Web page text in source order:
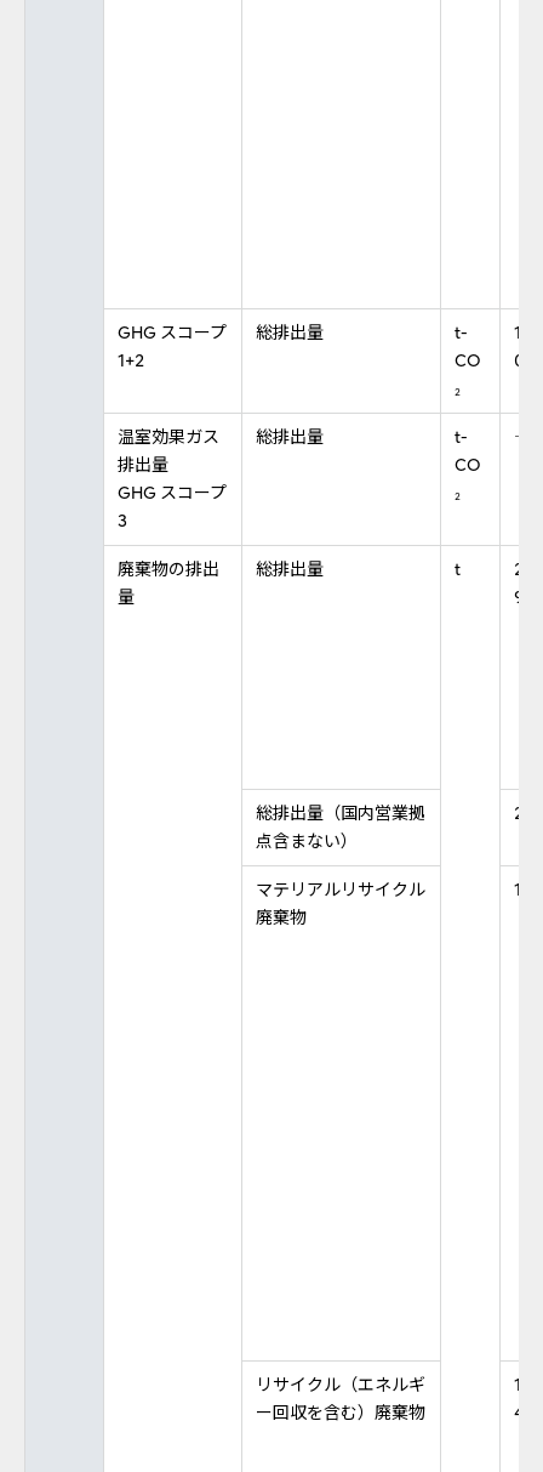
GHG スコープ
1+2
総排出量
t-
CO
2
0
温室効果ガス
排出量
GHG スコープ
3
総排出量
t-
CO
2
―
廃棄物の排出
量
総排出量 t
9
総排出量（国内営業拠
点含まない）
マテリアルリサイクル
廃棄物
リサイクル（エネルギ
ー回収を含む）廃棄物
4